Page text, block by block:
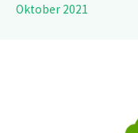
Oktober 2021